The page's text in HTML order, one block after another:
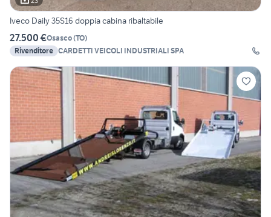
Iveco Daily 35S16 doppia cabina ribaltabile
27.500 €Osasco(TO)
Rivenditore CARDETTI VEICOLI INDUSTRIALI SPA